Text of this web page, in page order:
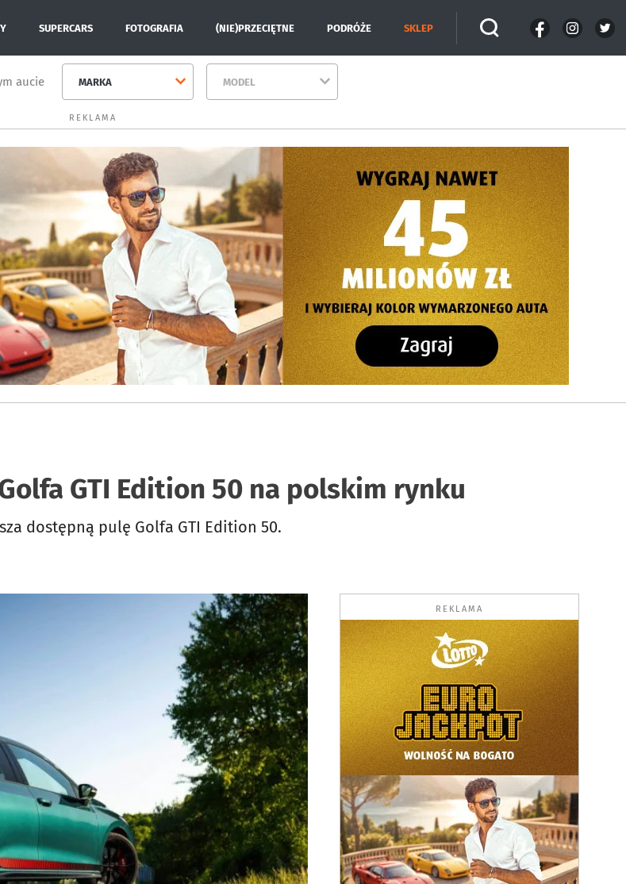
SUPERCARS FOTOGRAFIA (NIE)PRZECIĘTNE PODRÓŻE SKLEP
aucie MARKA MODEL
REKLAMA
GTI Edition 50 na polskim rynku
dostępną pulę Golfa GTI Edition 50.
REKLAMA